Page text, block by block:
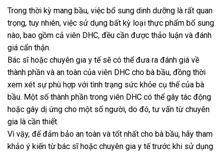
Trong thời kỳ mang bầu, việc bổ sung dinh dưỡng là rất quan
trọng, tuy nhiên, việc sử dụng bất kỳ loại thực phẩm bổ sung
nào, bao gồm cả viên DHC, đều cần được thảo luận và đánh
giá cẩn thận.
Bác sĩ hoặc chuyên gia y tế sẽ có thể đưa ra đánh giá về
thành phần và an toàn của viên DHC cho bà bầu, đồng thời
xem xét sự phù hợp với tình trạng sức khỏe cụ thể của bà
bầu. Một số thành phần trong viên DHC có thể gây tác động
hoặc gây dị ứng cho một số người, do đó, tư vấn từ chuyên
gia là cần thiết.
Vì vậy, để đảm bảo an toàn và tốt nhất cho bà bầu, hãy tham
khảo ý kiến từ bác sĩ hoặc chuyên gia y tế trước khi sử dụng